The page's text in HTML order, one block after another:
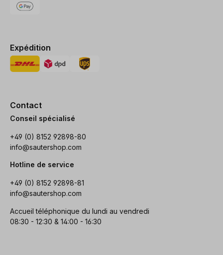
Expédition
Contact
Conseil spécialisé
+49 (0) 8152 92898-80
info@sautershop.com
Hotline de service
+49 (0) 8152 92898-81
info@sautershop.com
Accueil téléphonique du lundi au vendredi
08:30 - 12:30 & 14:00 - 16:30